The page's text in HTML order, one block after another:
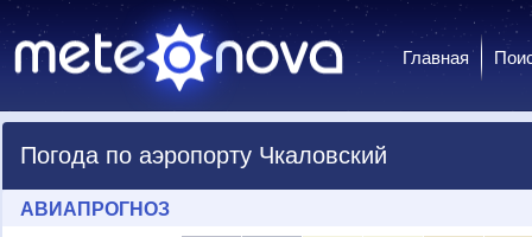
Главная
Погода по аэропорту Чкаловский
АВИАПРОГНОЗ